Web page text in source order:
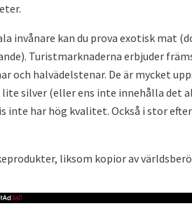
invånare kan du prova exotisk mat
Turistmarknaderna erbjuder
och halvädelstenar. De är mycket
lite silver (eller ens inte innehålla det
inte har hög kvalitet. Också i stor
liksom kopior av